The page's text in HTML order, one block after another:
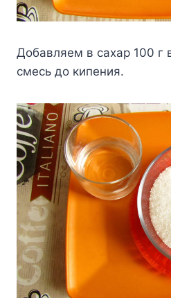
Дoбaвляeм в caxap 100 г
cмecь дo кипeния.